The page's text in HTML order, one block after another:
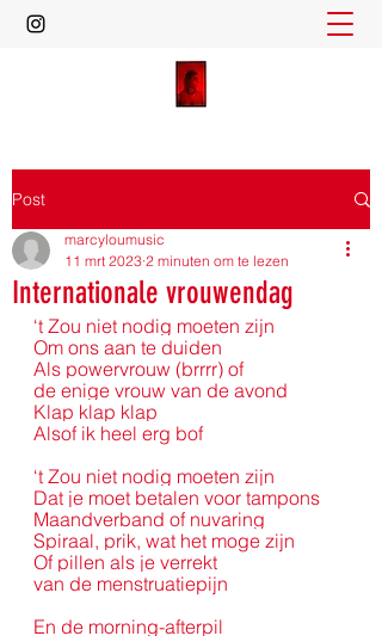
Post
Internationale vrouwendag
marcyloumusic
11 mrt 2023 2 minuten om te lezen
‘t Zou niet nodig moeten zijn
Om ons aan te duiden
Als powervrouw (brrrr) of
de enige vrouw van de avond
Klap klap klap
Alsof ik heel erg bof
‘t Zou niet nodig moeten zijn
Dat je moet betalen voor tampons
Maandverband of nuvaring
Spiraal, prik, wat het moge zijn
Of pillen als je verrekt
van de menstruatiepijn
En de morning-afterpil